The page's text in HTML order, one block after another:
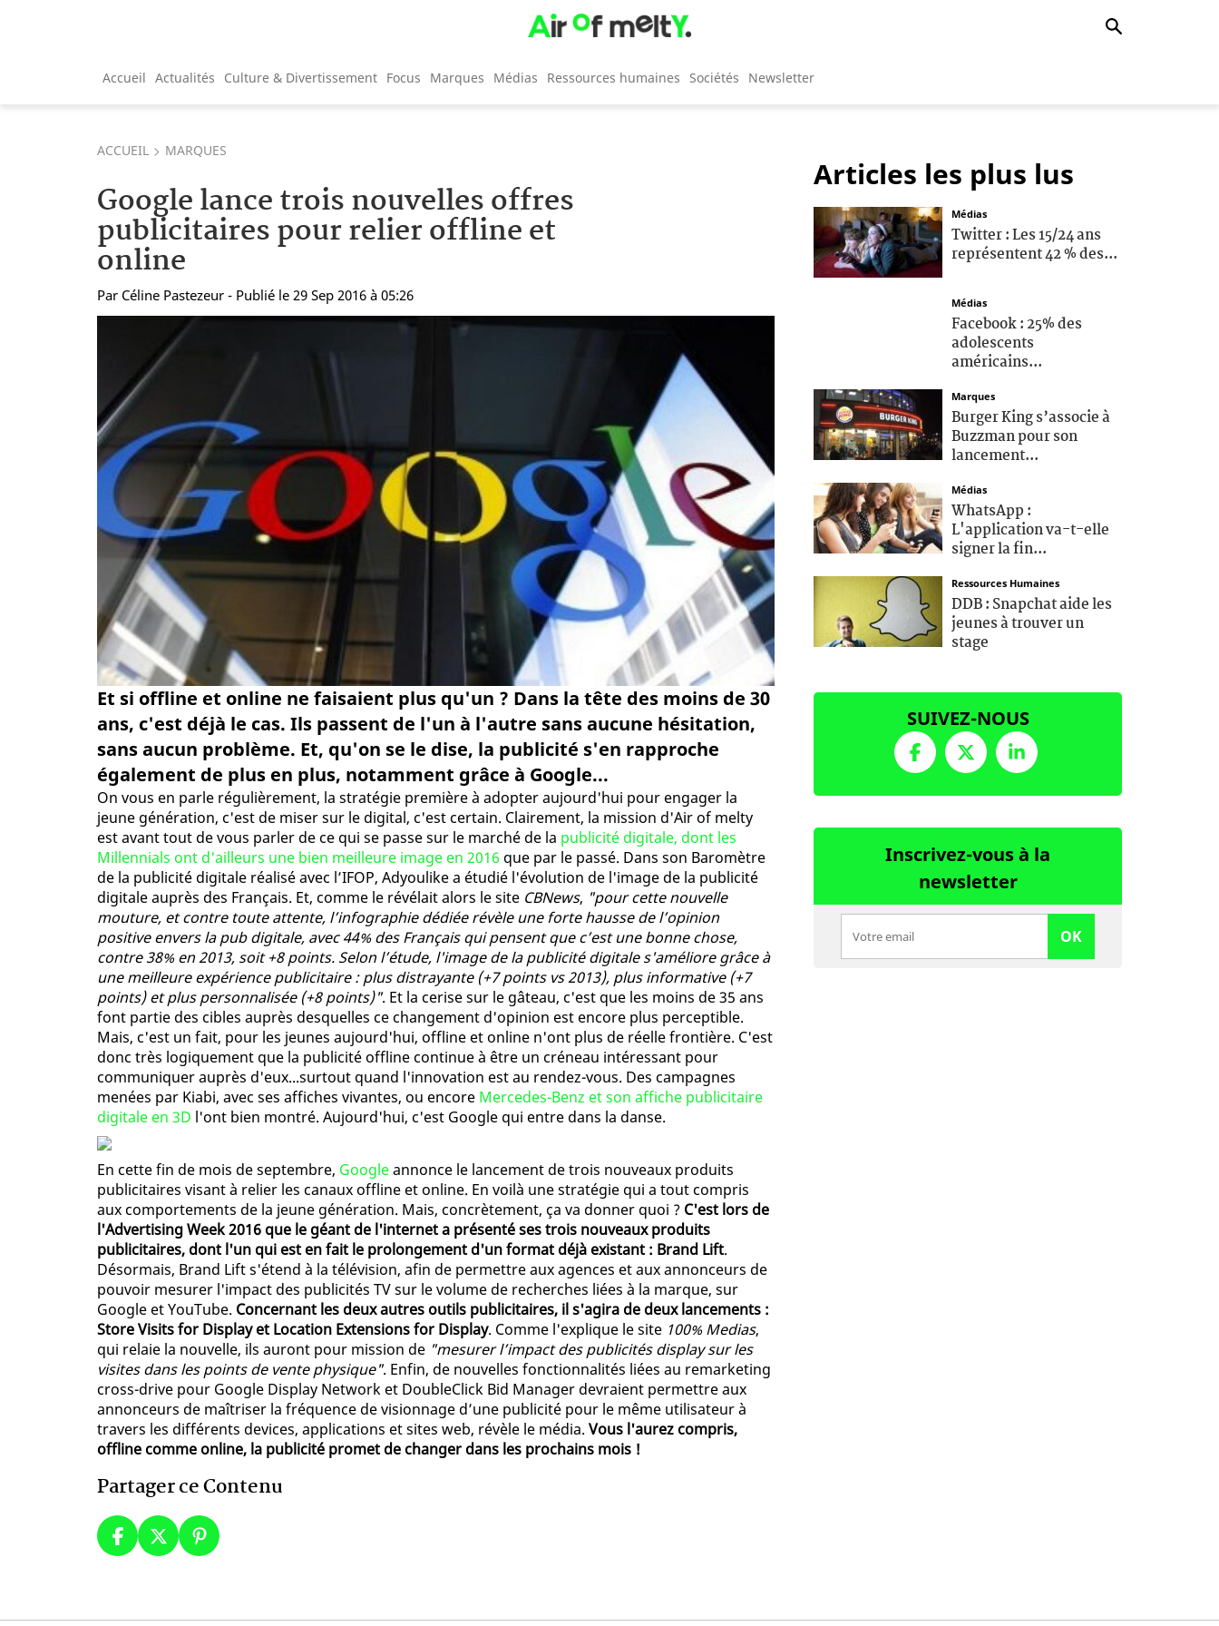
Accueil Actualités Culture & Divertissement Focus Marques Médias Ressources humaines Sociétés Newsletter
ACCUEIL MARQUES
Google lance trois nouvelles offres
publicitaires pour relier offline et
online
Par Céline Pastezeur - Publié le 29 Sep 2016 à 05:26
Et si offline et online ne faisaient plus qu'un ? Dans la tête des moins de 30
ans, c'est déjà le cas. Ils passent de l'un à l'autre sans aucune hésitation,
sans aucun problème. Et, qu'on se le dise, la publicité s'en rapproche
également de plus en plus, notamment grâce à Google...
On vous en parle régulièrement, la stratégie première à adopter aujourd'hui pour engager la
jeune génération, c'est de miser sur le digital, c'est certain. Clairement, la mission d'Air of melty
est avant tout de vous parler de ce qui se passe sur le marché de la publicité digitale, dont les
Millennials ont d'ailleurs une bien meilleure image en 2016 que par le passé. Dans son Baromètre
de la publicité digitale réalisé avec l’IFOP, Adyoulike a étudié l'évolution de l'image de la publicité
digitale auprès des Français. Et, comme le révélait alors le site CBNews, "pour cette nouvelle
mouture, et contre toute attente, l’infographie dédiée révèle une forte hausse de l’opinion
positive envers la pub digitale, avec 44% des Français qui pensent que c’est une bonne chose,
contre 38% en 2013, soit +8 points. Selon l’étude, l'image de la publicité digitale s'améliore grâce à
une meilleure expérience publicitaire : plus distrayante (+7 points vs 2013), plus informative (+7
points) et plus personnalisée (+8 points)". Et la cerise sur le gâteau, c'est que les moins de 35 ans
font partie des cibles auprès desquelles ce changement d'opinion est encore plus perceptible.
Mais, c'est un fait, pour les jeunes aujourd'hui, offline et online n'ont plus de réelle frontière. C'est
donc très logiquement que la publicité offline continue à être un créneau intéressant pour
communiquer auprès d'eux...surtout quand l'innovation est au rendez-vous. Des campagnes
menées par Kiabi, avec ses affiches vivantes, ou encore Mercedes-Benz et son affiche publicitaire
digitale en 3D l'ont bien montré. Aujourd'hui, c'est Google qui entre dans la danse.
En cette fin de mois de septembre, Googleannonce le lancement de trois nouveaux produits
publicitaires visant à relier les canaux offline et online. En voilà une stratégie qui a tout compris
aux comportements de la jeune génération. Mais, concrètement, ça va donner quoi ? C'est lors de
l'Advertising Week 2016 que le géant de l'internet a présenté ses trois nouveaux produits
publicitaires, dont l'un qui est en fait le prolongement d'un format déjà existant : Brand Lift.
Désormais, Brand Lift s'étend à la télévision, afin de permettre aux agences et aux annonceurs de
pouvoir mesurer l'impact des publicités TV sur le volume de recherches liées à la marque, sur
Google et YouTube. Concernant les deux autres outils publicitaires, il s'agira de deux lancements :
Store Visits for Display et Location Extensions for Display. Comme l'explique le site 100% Medias,
qui relaie la nouvelle, ils auront pour mission de "mesurer l’impact des publicités display sur les
visites dans les points de vente physique". Enfin, de nouvelles fonctionnalités liées au remarketing
cross-drive pour Google Display Network et DoubleClick Bid Manager devraient permettre aux
annonceurs de maîtriser la fréquence de visionnage d’une publicité pour le même utilisateur à
travers les différents devices, applications et sites web, révèle le média. Vous l'aurez compris,
offline comme online, la publicité promet de changer dans les prochains mois !
Partager ce Contenu
Articles les plus lus
Médias
Twitter : Les 15/24 ans
représentent 42 % des...
Médias
Facebook : 25% des
adolescents
américains...
Marques
Burger King s’associe à
Buzzman pour son
lancement...
Médias
WhatsApp :
L'application va-t-elle
signer la fin...
Ressources Humaines
DDB : Snapchat aide les
jeunes à trouver un
stage
SUIVEZ-NOUS
Inscrivez-vous à la
newsletter
OK